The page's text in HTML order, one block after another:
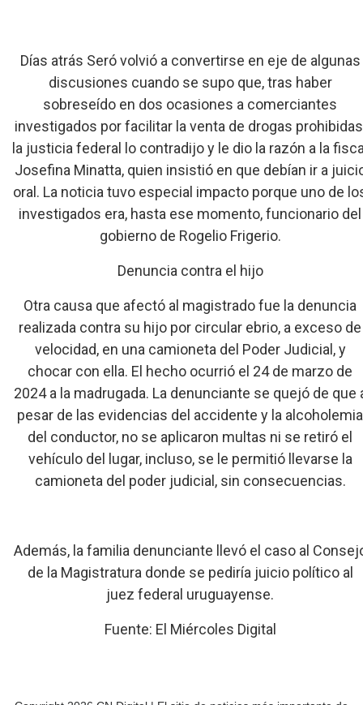
Días atrás Seró volvió a convertirse en eje de algunas
discusiones cuando se supo que, tras haber
sobreseído en dos ocasiones a comerciantes
investigados por facilitar la venta de drogas
la justicia federal lo contradijo y le dio la razón a la
Josefina Minatta, quien insistió en que debían ir a
oral. La noticia tuvo especial impacto porque uno de
investigados era, hasta ese momento, funcionario del
gobierno de Rogelio Frigerio.
Denuncia contra el hijo
Otra causa que afectó al magistrado fue la denuncia
realizada contra su hijo por circular ebrio, a exceso de
velocidad, en una camioneta del Poder Judicial, y
chocar con ella. El hecho ocurrió el 24 de marzo de
2024 a la madrugada. La denunciante se quejó de que
pesar de las evidencias del accidente y la alcoholemia
del conductor, no se aplicaron multas ni se retiró el
vehículo del lugar, incluso, se le permitió llevarse la
camioneta del poder judicial, sin consecuencias.
Además, la familia denunciante llevó el caso al
de la Magistratura donde se pediría juicio político al
juez federal uruguayense.
Fuente: El Miércoles Digital